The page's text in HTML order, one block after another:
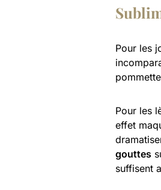
Pour les
Pour les
effet
gouttes
suffisent